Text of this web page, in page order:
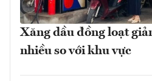
Xăng dầu đồng loạt
nhiều so với khu vực